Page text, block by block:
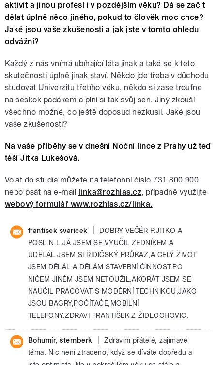
aktivit a jinou profesí i v pozdějším věku? Dá se začít
dělat úplně něco jiného, pokud to člověk moc chce?
Jaké jsou vaše zkušenosti a jak jste v tomto ohledu
odvážní?
Každý z nás vnímá ubíhající léta jinak a také se k této
skutečnosti úplně jinak staví. Někdo jde třeba v důchodu
studovat Univerzitu třetího věku, někdo si zase troufne
na seskok padákem a plní si tak svůj sen. Jiný zkouší
všechno možné, co ještě doposud nezkusil. Jaké jsou
vaše zkušenosti?
Na vaše příběhy se v dnešní Noční lince z Prahy už teď
těší Jitka Lukešová.
Volat do studia můžete na telefonní číslo 731 800 900
nebo psát na e-mail linka@rozhlas.cz, případně využijte
webový formulář www.rozhlas.cz/linka.
frantisek svaricek
DOBRY VEČÉR P.JITKO A
POSL.N.L.JÁ JSEM SE VYUČIL ZEDNÍKEM A
UDĚLÁL JSEM SI ŘIDIČSKÝ PRŮKAZ,A CELÝ ŽIVOT
JSEM DĚLÁL A DĚLÁM STAVEBNÍ ČINNOST.PO
NIČEM JINÉM JSEM NETOUŽIL,AKORÁT JSEM SE
NAUČIL PRACOVAT S MODÉRNÍ TECHNIKOU,JAKO
JSOU BAGRY,POČÍTAČE,MOBILNÍ
TELEFONY.ZDRAVI FRANTIŠEK Z ŽIDLOCHOVIC.
Bohumír, šternberk
Zdravím přátelé, zajímavé
téma. Nic není ztraceno, když se díváte dopředu a